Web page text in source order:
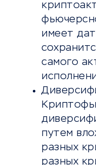
имеет
самого
путем
разных
разных